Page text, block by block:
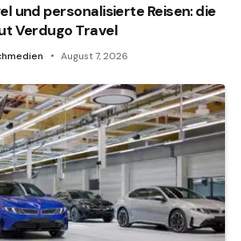
und personalisierte Reisen: die
Verdugo Travel
August 7, 2026